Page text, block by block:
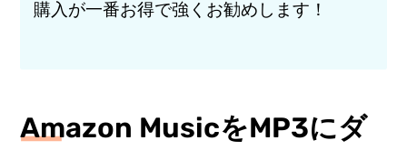
購入が一番お得で強くお勧めします！
Amazon MusicをMP3にダ